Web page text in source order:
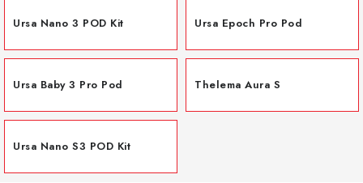
DÁRKOVÉ VOUCHERY
ATOMIZÉRY A CARTRIDGE
Ursa Nano 3 POD Kit Ursa Epoch Pro Pod
Ursa Baby 3 Pro Pod Thelema Aura S
Ursa Nano S3 POD Kit